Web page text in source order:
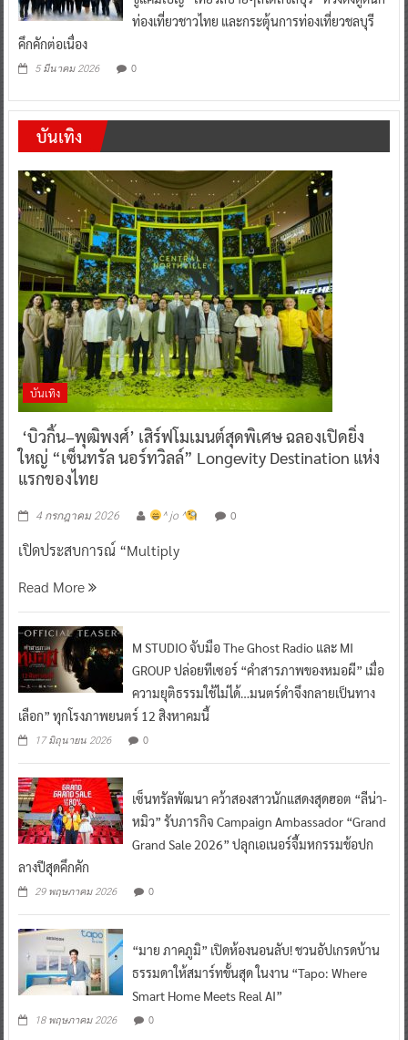
ท่องเที่ยวชาวไทย และกระตุ้นการท่องเที่ยวชลบุรี
คึกคักต่อเนื่อง
5 มีนาคม 2026 0
บันเทิง
บันเทิง
‘บิวกิ้น–พุฒิพงศ์’ เสิร์ฟโมเมนต์สุดพิเศษ ฉลองเปิดยิ่ง
ใหญ่ “เซ็นทรัล นอร์ทวิลล์” Longevity Destination แห่ง
แรกของไทย
4 กรกฎาคม 2026 ^ jo ^ 0
เปิดประสบการณ์ “Multiply
Read More
M STUDIO จับมือ The Ghost Radio และ MI
GROUP ปล่อยทีเซอร์ “คำสารภาพของหมอผี” เมื่อ
ความยุติธรรมใช้ไม่ได้…มนตร์ดำจึงกลายเป็นทาง
เลือก” ทุกโรงภาพยนตร์ 12 สิงหาคมนี้
17 มิถุนายน 2026 0
เซ็นทรัลพัฒนา คว้าสองสาวนักแสดงสุดฮอต “ลีน่า-
หมิว” รับภารกิจ Campaign Ambassador “Grand
Grand Sale 2026” ปลุกเอเนอร์จี้มหกรรมช้อปก
ลางปีสุดคึกคัก
29 พฤษภาคม 2026 0
“มาย ภาคภูมิ” เปิดห้องนอนลับ! ชวนอัปเกรดบ้าน
ธรรมดาให้สมาร์ทขั้นสุด ในงาน “Tapo: Where
Smart Home Meets Real AI”
18 พฤษภาคม 2026 0